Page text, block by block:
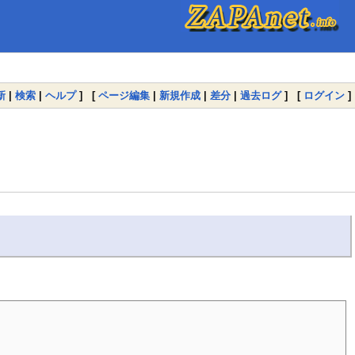
| 検索 | ヘルプ] [ ページ編集 | 新規作成 | 差分 | 過去ログ] [ ログイン ]